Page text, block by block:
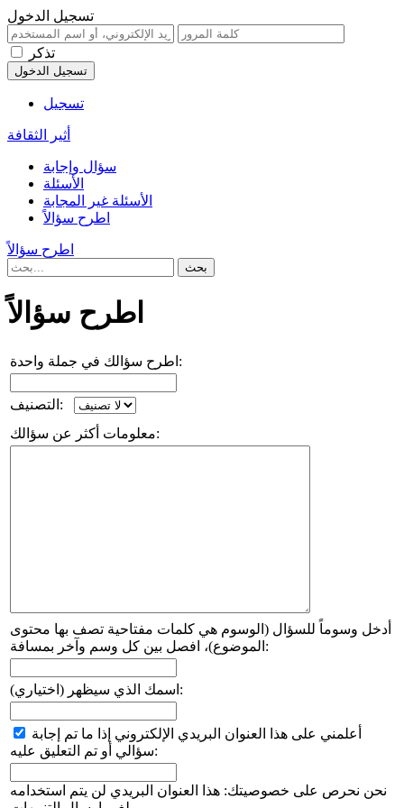
تسجيل الدخول
تذكر
تسجيل
أثير الثقافة
سؤال وإجابة
الأسئلة
الأسئلة غير المجابة
اطرح سؤالاً
اطرح سؤالاً
اطرح سؤالاً
اطرح سؤالك في جملة واحدة:
التصنيف:
معلومات أكثر عن سؤالك:
أدخل وسوماً للسؤال (الوسوم هي كلمات مفتاحية تصف بها محتوى
الموضوع)، افصل بين كل وسم وآخر بمسافة:
اسمك الذي سيظهر (اختياري):
أعلمني على هذا العنوان البريدي الإلكتروني إذا ما تم إجابة
سؤالي أو تم التعليق عليه:
نحن نحرص على خصوصيتك: هذا العنوان البريدي لن يتم استخدامه